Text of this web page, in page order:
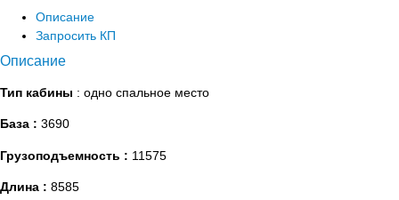
Описание
Запросить КП
Описание
Тип кабины : одно спальное место
База : 3690
Грузоподъемность : 11575
Длина : 8585